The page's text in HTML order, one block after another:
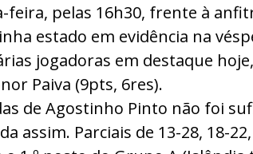
feira, pelas 16h30, frente à
estado em evidência na
jogadoras em destaque
Paiva (9pts, 6res).
de Agostinho Pinto não foi
assim. Parciais de 13-28, 18-